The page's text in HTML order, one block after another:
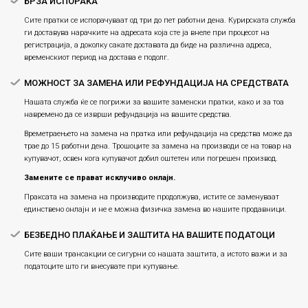
Сите пратки се испорачуваат од три до пет работни дена. Курирската служба
ги доставува нарачките на адресата која сте ја внеле при процесот на
регистрација, а доколку сакате доставата да биде на различна адреса,
временскиот период на достава е подолг.
МОЖНОСТ ЗА ЗАМЕНА ИЛИ РЕФУНДАЦИЈА НА СРЕДСТВАТА
Нашата служба ќе се погрижи за вашите заменски пратки, како и за тоа
навремено да се изврши рефундација на вашите средства.
Времетраењето на замена на пратка или рефундацијa на средства може да
трае до 15 работни дена. Трошоците за замена на производи се на товар на
купувачот, освен кога купувачот добил оштетен или погрешен производ.
Замените се прават исклучиво онлајн.
Праксата на замена на производите продолжува, истите се заменуваат
единствено онлајн и не е можна физичка замена во нашите продавници.
БЕЗБЕДНО ПЛАЌАЊЕ И ЗАШТИТА НА ВАШИТЕ ПОДАТОЦИ
Сите ваши трансакции се сигурни со нашата заштита, а истото важи и за
податоците што ги внесувате при купување.